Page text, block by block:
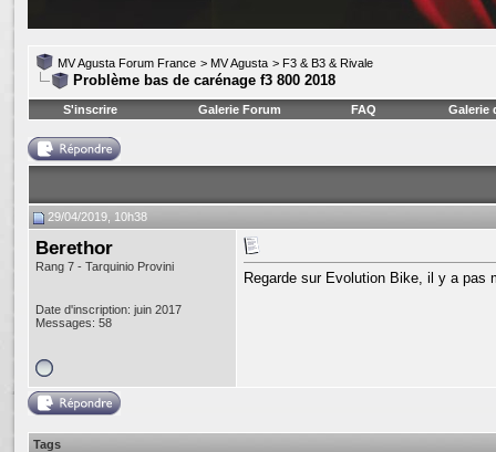
MV Agusta Forum France > MV Agusta > F3 & B3 & Rivale
Problème bas de carénage f3 800 2018
S'inscrire Galerie Forum FAQ Galerie
29/04/2019, 10h38
Berethor
Rang 7 - Tarquinio Provini
Date d'inscription: juin 2017
Messages: 58
Regarde sur Evolution Bike, il y a pas
Tags